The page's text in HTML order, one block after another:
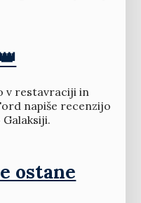
v restavraciji in
napiše recenzijo
ostane